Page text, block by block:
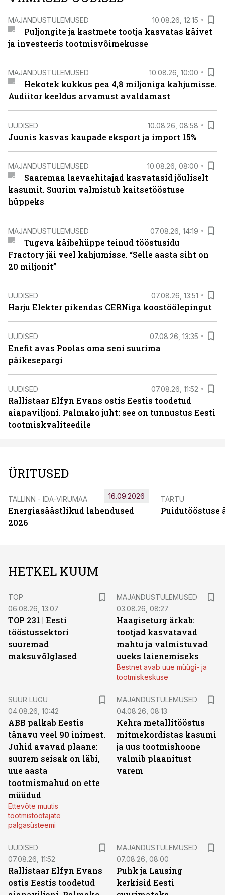
MAJANDUSTULEMUSED 10.08.26, 12:15
Puljongite ja kastmete tootja kasvatas käivet
ja investeeris tootmisvõimekusse
MAJANDUSTULEMUSED 10.08.26, 10:00
Hekotek kukkus pea 4,8 miljoniga kahjumisse.
Audiitor keeldus arvamust avaldamast
UUDISED 10.08.26, 08:58
Juunis kasvas kaupade eksport ja import 15%
MAJANDUSTULEMUSED 10.08.26, 08:00
Saaremaa laevaehitajad kasvatasid jõuliselt
kasumit. Suurim valmistub kaitsetööstuse
hüppeks
MAJANDUSTULEMUSED 07.08.26, 14:19
Tugeva käibehüppe teinud tööstusidu
Fractory jäi veel kahjumisse. “Selle aasta siht on
20 miljonit”
UUDISED 07.08.26, 13:51
Harju Elekter pikendas CERNiga koostöölepingut
UUDISED 07.08.26, 13:35
Enefit avas Poolas oma seni suurima
päikesepargi
UUDISED 07.08.26, 11:52
Rallistaar Elfyn Evans ostis Eestis toodetud
aiapaviljoni. Palmako juht: see on tunnustus Eesti
tootmiskvaliteedile
ÜRITUSED
TALLINN - IDA-VIRUMAA
Energiasäästlikud lahendused
2026
16.09.2026 TARTU
Puidutööstuse
HETKEL KUUM
TOP
06.08.26, 13:07
TOP 231 | Eesti
tööstussektori
suuremad
maksuvõlglased
MAJANDUSTULEMUSED
03.08.26, 08:27
Haagiseturg ärkab:
tootjad kasvatavad
mahtu ja valmistuvad
uueks laienemiseks
Bestnet avab uue müügi- ja
tootmiskeskuse
SUUR LUGU
04.08.26, 10:42
ABB palkab Eestis
tänavu veel 90 inimest.
Juhid avavad plaane:
suurem seisak on läbi,
uue aasta
tootmismahud on ette
müüdud
Ettevõte muutis
tootmistöötajate
palgasüsteemi
MAJANDUSTULEMUSED
04.08.26, 08:13
Kehra metallitööstus
mitmekordistas kasumi
ja uus tootmishoone
valmib plaanitust
varem
UUDISED
07.08.26, 11:52
Rallistaar Elfyn Evans
ostis Eestis toodetud
MAJANDUSTULEMUSED
07.08.26, 08:00
Puhk ja Lausing
kerkisid Eesti